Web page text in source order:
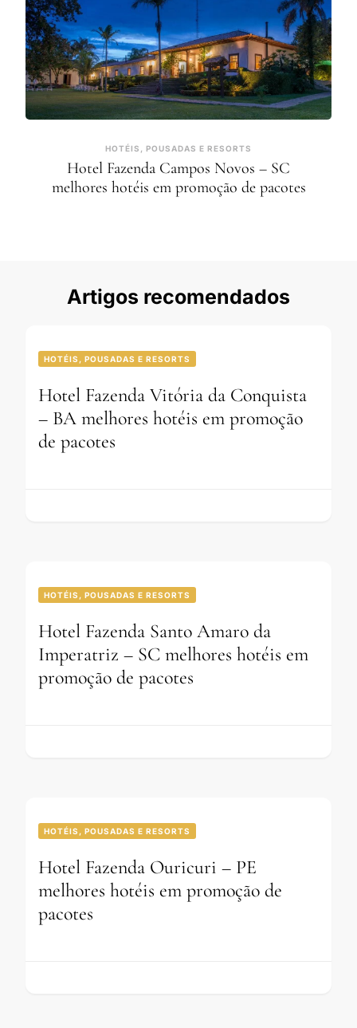
HOTÉIS, POUSADAS E RESORTS
Hotel Fazenda Campos Novos – SC
melhores hotéis em promoção de pacotes
Artigos recomendados
HOTÉIS, POUSADAS E RESORTS
Hotel Fazenda Vitória da Conquista
– BA melhores hotéis em promoção
de pacotes
HOTÉIS, POUSADAS E RESORTS
Hotel Fazenda Santo Amaro da
Imperatriz – SC melhores hotéis em
promoção de pacotes
HOTÉIS, POUSADAS E RESORTS
Hotel Fazenda Ouricuri – PE
melhores hotéis em promoção de
pacotes